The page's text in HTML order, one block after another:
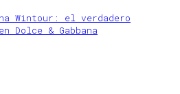
Wintour: el verdadero
Dolce & Gabbana